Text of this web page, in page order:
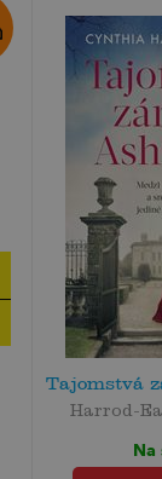
Tajomstvá
Harrod-
Na